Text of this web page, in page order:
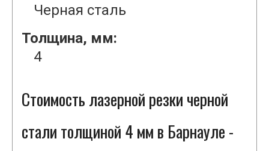
Черная сталь
Толщина, мм:
4
Стоимость лазерной резки черной
стали толщиной 4 мм в Барнауле -